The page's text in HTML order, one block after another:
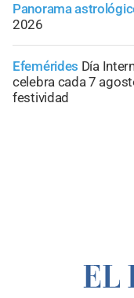
Panorama
2026
Efemérides Día
celebra cada 7
festividad